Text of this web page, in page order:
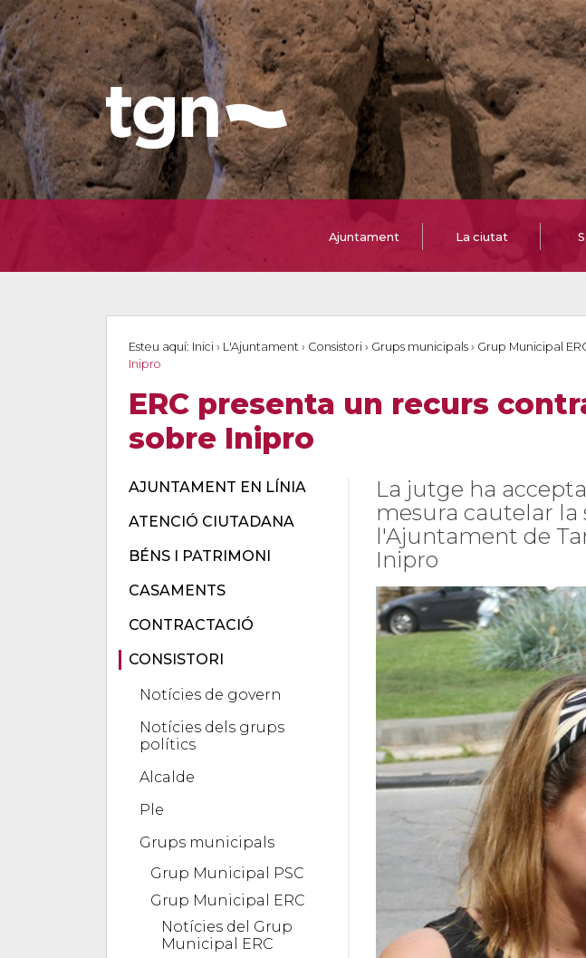
Ajuntament La ciutat
Esteu aquí: Inici › L'Ajuntament › Consistori › Grups municipals › Grup Municipal
Inipro
ERC presenta un recurs
sobre Inipro
AJUNTAMENT EN LÍNIA
ATENCIÓ CIUTADANA
BÉNS I PATRIMONI
CASAMENTS
CONTRACTACIÓ
CONSISTORI
Notícies de govern
Notícies dels grups
polítics
Alcalde
Ple
Grups municipals
Grup Municipal PSC
Grup Municipal ERC
Notícies del Grup
Municipal ERC
La jutge ha
mesura cautelar la
l'Ajuntament de
Inipro